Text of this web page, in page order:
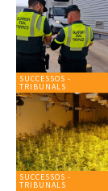
SUCCESSOS -
TRIBUNALS
SUCCESSOS -
TRIBUNALS